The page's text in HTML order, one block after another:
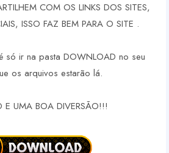
COM OS LINKS DOS SITES,
ISSO FAZ BEM PARA O SITE .
só ir na pasta DOWNLOAD no seu
os arquivos estarão lá.
E UMA BOA DIVERSÃO!!!